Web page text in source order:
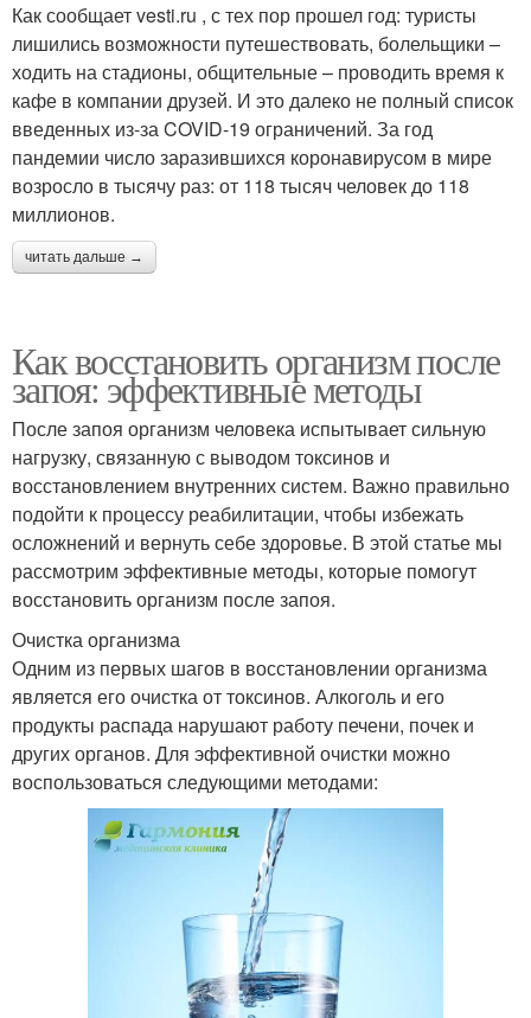
Как сообщает vesti.ru , с тех пор прошел год: туристы
лишились возможности путешествовать, болельщики –
ходить на стадионы, общительные – проводить время к
кафе в компании друзей. И это далеко не полный список
введенных из-за COVID-19 ограничений. За год
пандемии число заразившихся коронавирусом в мире
возросло в тысячу раз: от 118 тысяч человек до 118
миллионов.
читать дальше →
Как восстановить организм после
запоя: эффективные методы
После запоя организм человека испытывает сильную
нагрузку, связанную с выводом токсинов и
восстановлением внутренних систем. Важно правильно
подойти к процессу реабилитации, чтобы избежать
осложнений и вернуть себе здоровье. В этой статье мы
рассмотрим эффективные методы, которые помогут
восстановить организм после запоя.
Очистка организма
Одним из первых шагов в восстановлении организма
является его очистка от токсинов. Алкоголь и его
продукты распада нарушают работу печени, почек и
других органов. Для эффективной очистки можно
воспользоваться следующими методами: